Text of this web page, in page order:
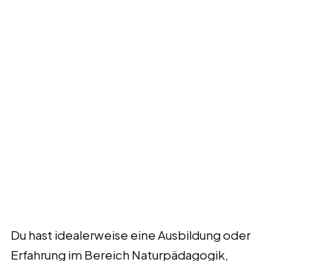
Du hast idealerweise eine Ausbildung oder
Erfahrung im Bereich Naturpädagogik,